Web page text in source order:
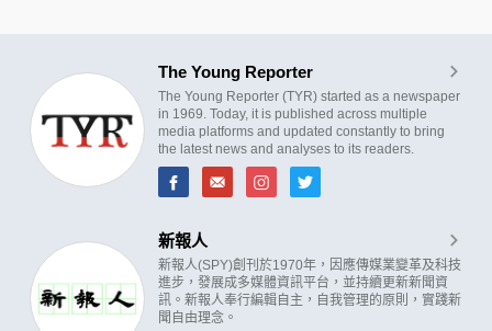
The Young Reporter
The Young Reporter (TYR) started as a newspaper
in 1969. Today, it is published across multiple
media platforms and updated constantly to bring
the latest news and analyses to its readers.
新報人
新報人(SPY)創刊於1970年，因應傳媒業變革及科技
進步，發展成多媒體資訊平台，並持續更新新聞資
訊。新報人奉行編輯自主，自我管理的原則，實踐新
聞自由理念。